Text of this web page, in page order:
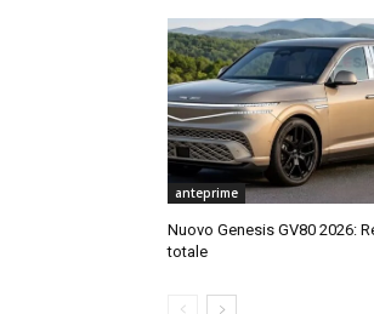
anteprime
Nuovo Genesis GV80 2026:
totale